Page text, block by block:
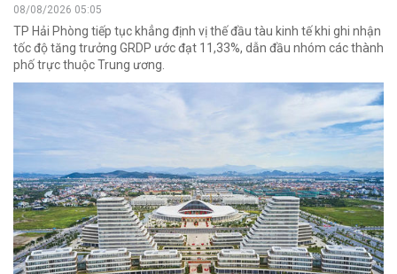
08/08/2026 05:05
TP Hải Phòng tiếp tục khẳng định vị thế đầu tàu kinh tế khi ghi nhận
tốc độ tăng trưởng GRDP ước đạt 11,33%, dẫn đầu nhóm các thành
phố trực thuộc Trung ương.